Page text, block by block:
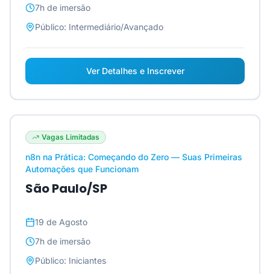
7h de imersão
Público: Intermediário/Avançado
Ver Detalhes e Inscrever
Vagas Limitadas
n8n na Prática: Começando do Zero — Suas Primeiras
Automações que Funcionam
São Paulo/SP
19 de Agosto
7h de imersão
Público: Iniciantes